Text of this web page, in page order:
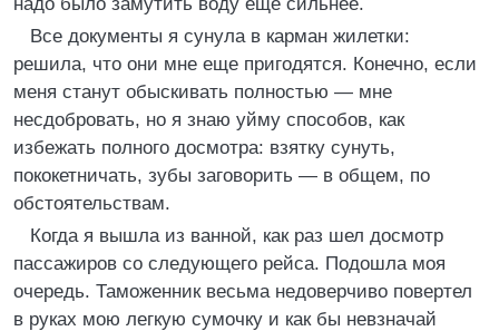
Все документы я сунула в карман жилетки:
решила, что они мне еще пригодятся. Конечно, если
меня станут обыскивать полностью — мне
несдобровать, но я знаю уйму способов, как
избежать полного досмотра: взятку сунуть,
пококетничать, зубы заговорить — в общем, по
обстоятельствам.
Когда я вышла из ванной, как раз шел досмотр
пассажиров со следующего рейса. Подошла моя
очередь. Таможенник весьма недоверчиво повертел
в руках мою легкую сумочку и как бы невзначай